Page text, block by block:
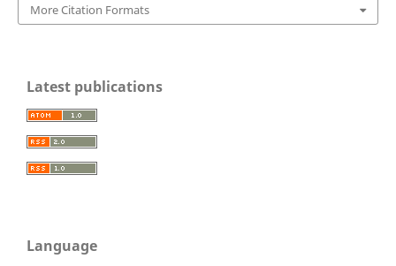
More Citation Formats
Latest publications
Language